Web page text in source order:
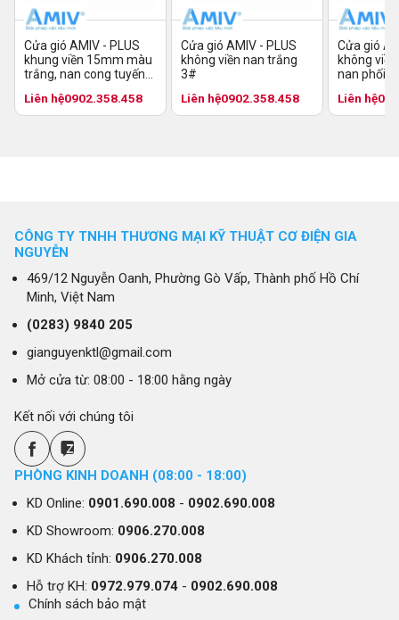
Cửa gió AMIV - PLUS
khung viền 15mm màu
trắng, nan cong tuyến
Liên hệ0902.358.458
Cửa gió AMIV - PLUS
không viền nan trắng
3#
Liên hệ0902.358.458
Cửa gió
không
nan phối
Liên hệ
CÔNG TY TNHH THƯƠNG MẠI KỸ THUẬT CƠ ĐIỆN GIA
NGUYỄN
469/12 Nguyễn Oanh, Phường Gò Vấp, Thành phố Hồ Chí
Minh, Việt Nam
(0283) 9840 205
gianguyenktl@gmail.com
Mở cửa từ: 08:00 - 18:00 hằng ngày
Kết nối với chúng tôi
PHÒNG KINH DOANH (08:00 - 18:00)
KD Online: 0901.690.008 - 0902.690.008
KD Showroom: 0906.270.008
KD Khách tỉnh: 0906.270.008
Hỗ trợ KH: 0972.979.074- 0902.690.008
Chính sách bảo mật